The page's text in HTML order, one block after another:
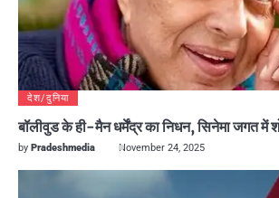
देश/दुनिया
बॉलीवुड के ही-मैन धर्मेंद्र का निधन, सिनेमा जगत में
by Pradeshmedia November 24, 2025